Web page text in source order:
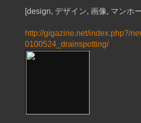
[design, デザイン, 画像, マンホ
http://gigazine.net/index.php?/
0100524_drainspotting/